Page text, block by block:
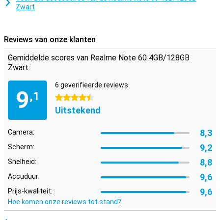
Zwart
Reviews van onze klanten
Gemiddelde scores van Realme Note 60 4GB/128GB
Zwart:
9,1
6 geverifieerde reviews
4.5 sterren
Uitstekend
Camera: 8,3
Scherm: 9,2
Snelheid: 8,8
Accuduur: 9,6
Prijs-kwaliteit: 9,6
Hoe komen onze reviews tot stand?